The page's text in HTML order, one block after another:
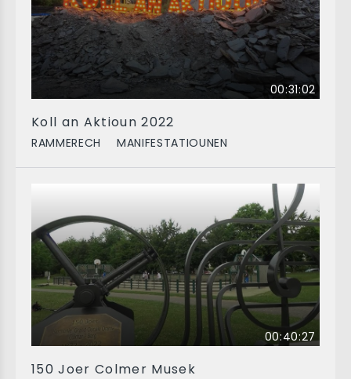
00:31:02
Koll an Aktioun 2022
RAMMERECH MANIFESTATIOUNEN
00:40:27
150 Joer Colmer Musek